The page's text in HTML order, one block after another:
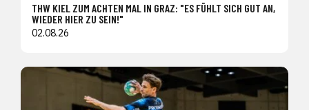
THW KIEL ZUM ACHTEN MAL IN GRAZ: "ES FÜHLT SICH GUT AN,
WIEDER HIER ZU SEIN!"
02.08.26